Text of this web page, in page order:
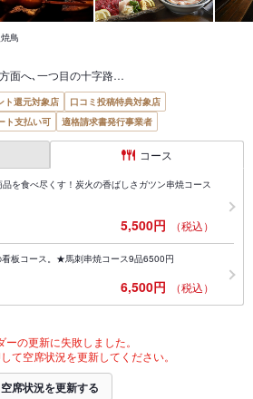
鳥
面へ､一つ目の十字路…
ト還元対象店
口コミ投稿特典対象店
ト支払い可 適格請求書発行事業者
コース
を食べ尽くす！炭火の香ばしさガツン串焼コース
5,500円 （税込）
板コース。★馬刺串焼コース9品6500円
6,500円 （税込）
ーの更新に失敗しました。
て空席状況を更新してください。
空席状況を更新する